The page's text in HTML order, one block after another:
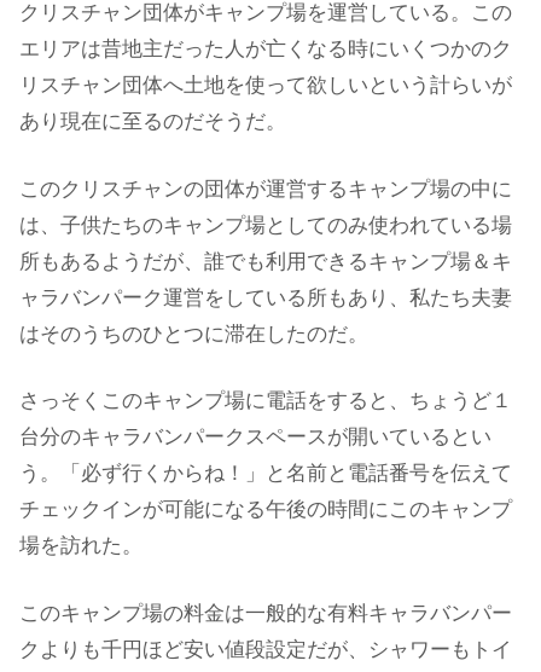
クリスチャン団体がキャンプ場を運営している。この
エリアは昔地主だった人が亡くなる時にいくつかのク
リスチャン団体へ土地を使って欲しいという計らいが
あり現在に至るのだそうだ。
このクリスチャンの団体が運営するキャンプ場の中に
は、子供たちのキャンプ場としてのみ使われている場
所もあるようだが、誰でも利用できるキャンプ場＆キ
ャラバンパーク運営をしている所もあり、私たち夫妻
はそのうちのひとつに滞在したのだ。
さっそくこのキャンプ場に電話をすると、ちょうど１
台分のキャラバンパークスペースが開いているとい
う。「必ず行くからね！」と名前と電話番号を伝えて
チェックインが可能になる午後の時間にこのキャンプ
場を訪れた。
このキャンプ場の料金は一般的な有料キャラバンパー
クよりも千円ほど安い値段設定だが、シャワーもトイ